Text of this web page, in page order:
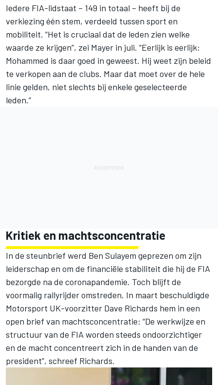
Iedere FIA-lidstaat – 149 in totaal – heeft bij de
verkiezing één stem, verdeeld tussen sport en
mobiliteit. “Het is cruciaal dat de leden zien welke
waarde ze krijgen”, zei Mayer in juli. “Eerlijk is eerlijk:
Mohammed is daar goed in geweest. Hij weet zijn beleid
te verkopen aan de clubs. Maar dat moet over de hele
linie gelden, niet slechts bij enkele geselecteerde
leden.”
Kritiek en machtsconcentratie
In de steunbrief werd Ben Sulayem geprezen om zijn
leiderschap en om de financiële stabiliteit die hij de FIA
bezorgde na de coronapandemie. Toch blijft de
voormalig rallyrijder omstreden. In maart beschuldigde
Motorsport UK-voorzitter Dave Richards hem in een
open brief van machtsconcentratie: “De werkwijze en
structuur van de FIA worden steeds ondoorzichtiger
en de macht concentreert zich in de handen van de
president”, schreef Richards.